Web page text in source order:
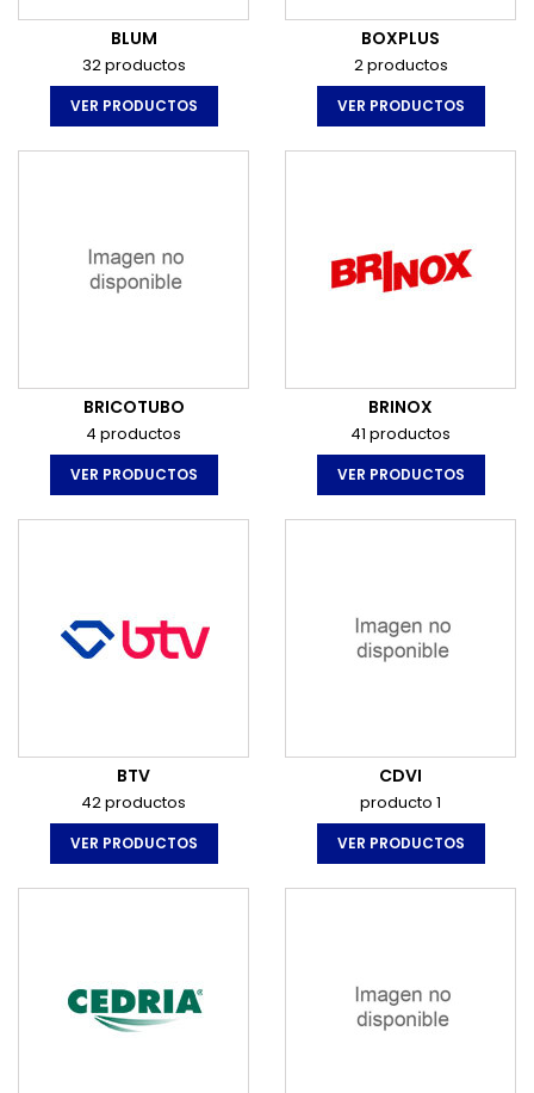
BLUM
32 productos
VER PRODUCTOS
BOXPLUS
2 productos
VER PRODUCTOS
BRICOTUBO
4 productos
VER PRODUCTOS
BRINOX
41 productos
VER PRODUCTOS
BTV
42 productos
VER PRODUCTOS
CDVI
producto 1
VER PRODUCTOS